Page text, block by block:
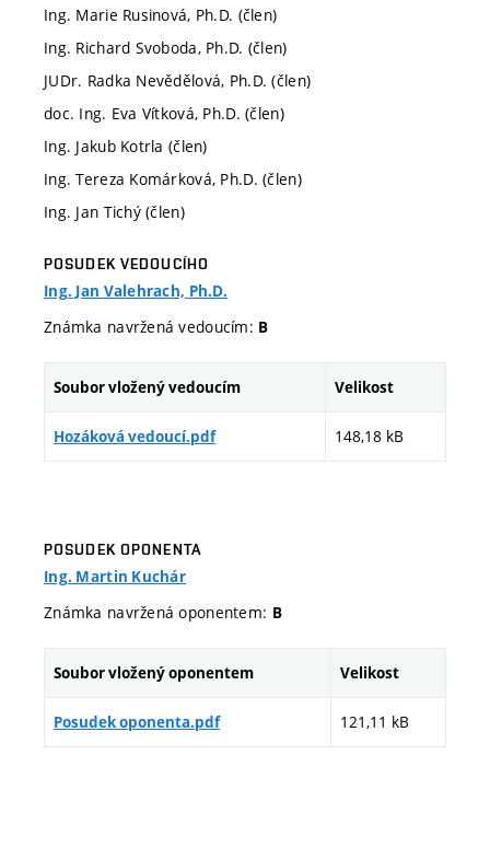
Ing. Marie Rusinová, Ph.D. (člen)
Ing. Richard Svoboda, Ph.D. (člen)
JUDr. Radka Nevědělová, Ph.D. (člen)
doc. Ing. Eva Vítková, Ph.D. (člen)
Ing. Jakub Kotrla (člen)
Ing. Tereza Komárková, Ph.D. (člen)
Ing. Jan Tichý (člen)
POSUDEK VEDOUCÍHO
Ing. Jan Valehrach, Ph.D.
Známka navržená vedoucím: B
Soubor vložený vedoucím Velikost
Hozáková vedoucí.pdf 148,18 kB
POSUDEK OPONENTA
Ing. Martin Kuchár
Známka navržená oponentem: B
Soubor vložený oponentem Velikost
Posudek oponenta.pdf 121,11 kB